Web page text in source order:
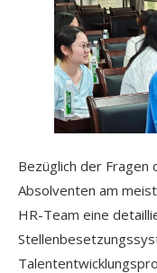
Bezüglich der Fragen
Absolventen am
HR-Team eine